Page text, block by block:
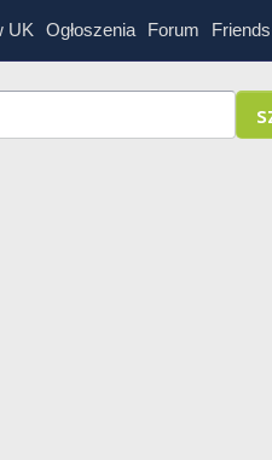
UK Ogłoszenia Forum Friends